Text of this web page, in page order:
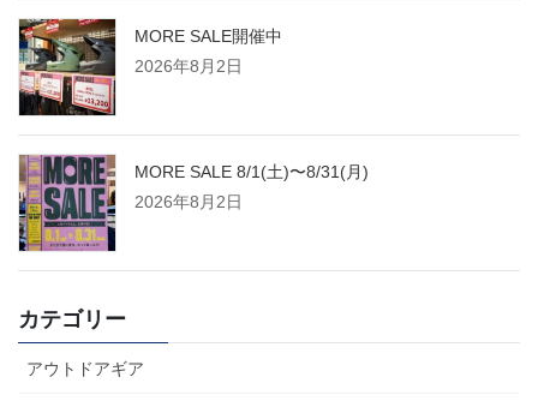
MORE SALE開催中
2026年8月2日
MORE SALE 8/1(土)〜8/31(月)
2026年8月2日
カテゴリー
アウトドアギア